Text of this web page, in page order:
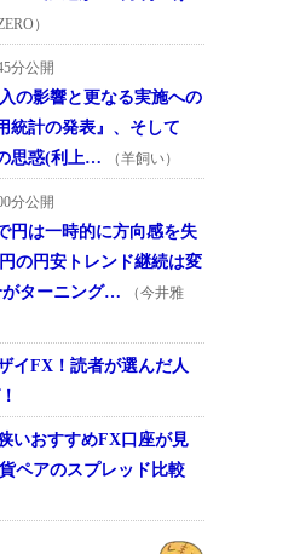
）
分公開
の影響と更なる実施への
統計の発表』、そして
思惑(利上…
（羊飼い）
分公開
円は一時的に方向感を失
の円安トレンド継続は変
がターニング…
（今井雅
イFX！読者が選んだ人
いおすすめFX口座が見
ペアのスプレッド比較